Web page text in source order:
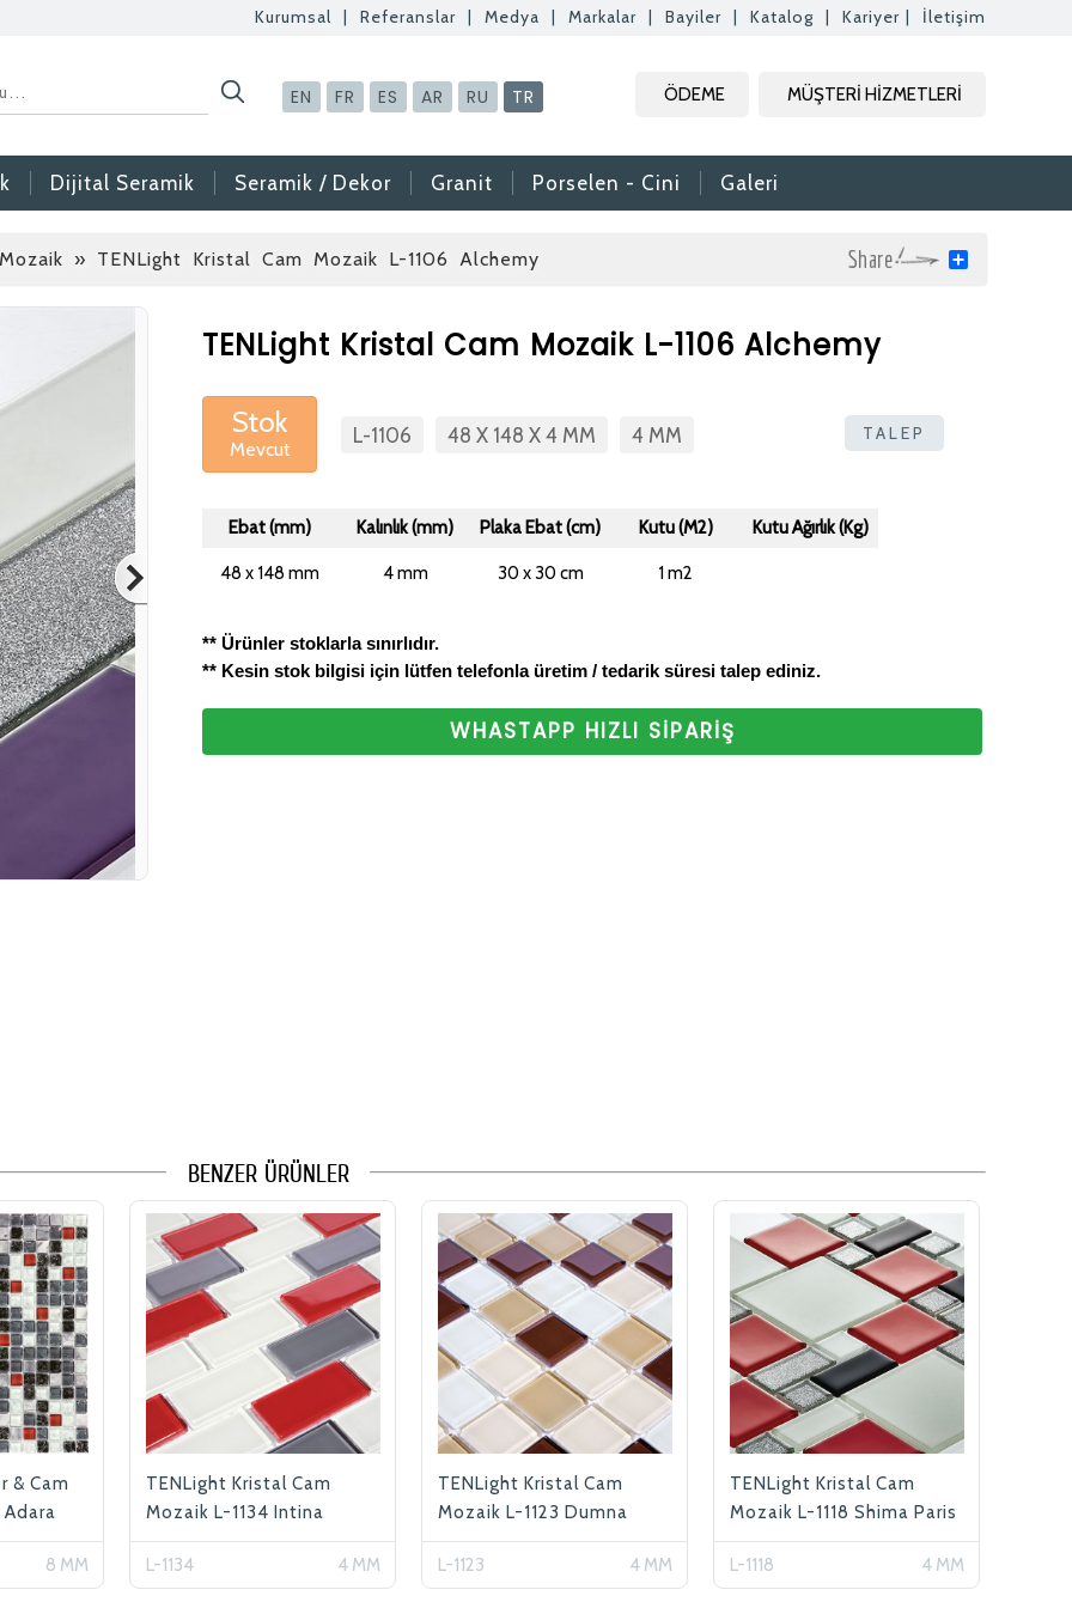
Kurumsal | Referanslar | Medya | Markalar | Bayiler | Katalog | Kariyer | İletişim
EN FR ES AR RU TR ÖDEME MÜŞTERİ HİZMETLERİ
Dijital Seramik Seramik / Dekor Granit Porselen - Cini Galeri
» TENLight Kristal Cam Mozaik L-1106 Alchemy
TENLight Kristal Cam Mozaik L-1106 Alchemy
Stok
Mevcut
L-1106 48 X 148 X 4 MM 4 MM TALEP
Ebat (mm) Kalınlık (mm) Plaka Ebat (cm) Kutu (M2) Kutu Ağırlık (Kg)
48 x 148 mm 4 mm 30 x 30 cm 1 m2
** Ürünler stoklarla sınırlıdır.
** Kesin stok bilgisi için lütfen telefonla üretim / tedarik süresi talep ediniz.
WHASTAPP HIZLI SİPARİŞ
BENZER ÜRÜNLER
& Cam
8 MM
TENLight Kristal Cam
Mozaik L-1134 Intina
L-1134 4 MM
TENLight Kristal Cam
Mozaik L-1123 Dumna
L-1123 4 MM
TENLight Kristal Cam
Mozaik L-1118 Shima Paris
(Roma)
L-1118
4 MM
Betaş Cam Mozaik
gönderdikten sonra tarafımıza bilgi
Özgeçmişlerinizi yandaki formdan
bizlere ulaştırabilirsiniz. Bizi tercih